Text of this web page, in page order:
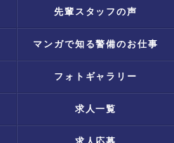
先輩スタッフの声
マンガで知る警備のお仕事
フォトギャラリー
求人一覧